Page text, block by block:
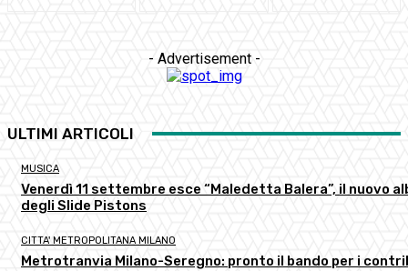
- Advertisement -
ULTIMI ARTICOLI
MUSICA
Venerdì 11 settembre esce “Maledetta Balera”, il nuovo
degli Slide Pistons
CITTA' METROPOLITANA MILANO
Metrotranvia Milano-Seregno: pronto il bando per i